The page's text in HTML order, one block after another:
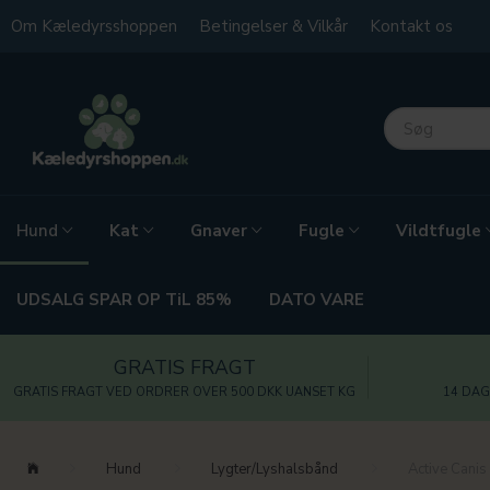
Om Kæledyrsshoppen Betingelser & Vilkår Kontakt os
Hund Kat Gnaver Fugle Vildtfugle
UDSALG SPAR OP TiL 85% DATO VARE
GRATIS FRAGT
GRATIS FRAGT VED ORDRER OVER 500 DKK UANSET KG 14
Hund Lygter/Lyshalsbånd